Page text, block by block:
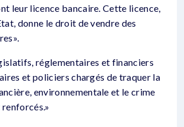
leur licence bancaire. Cette licence,
donne le droit de vendre des
réglementaires et financiers
et policiers chargés de traquer la
environnementale et le crime